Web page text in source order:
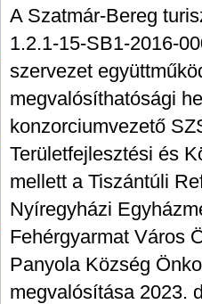
A Szatmár-Bereg
1.2.1-15-SB1-2016-
szervezet
megvalósíthatósági
konzorciumvezető
Területfejlesztési és
mellett a Tiszántúli
Nyíregyházi
Fehérgyarmat Város
Panyola Község
megvalósítása 2023.